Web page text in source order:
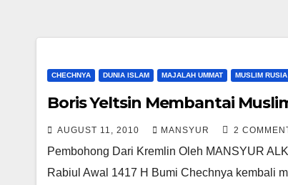
CHECHNYA DUNIA ISLAM MAJALAH UMMAT MUSLIM RUSIA
Boris Yeltsin Membantai
AUGUST 11, 2010 MANSYUR 2
Pembohong Dari Kremlin Oleh MANSYUR
Rabiul Awal 1417 H Bumi Chechnya kembali